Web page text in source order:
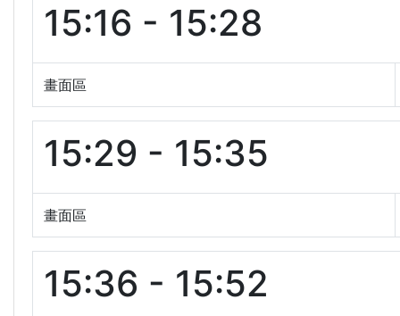
15:16 - 15:28
畫面區
15:29 - 15:35
畫面區
15:36 - 15:52